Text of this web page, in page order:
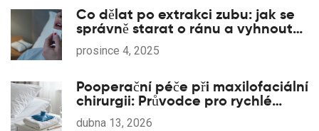
Co dělat po extrakci zubu: jak se
správně starat o ránu a vyhnout
se komplikacím
prosince 4, 2025
Pooperační péče při maxilofaciální
chirurgii: Průvodce pro rychlé
zotavení
dubna 13, 2026